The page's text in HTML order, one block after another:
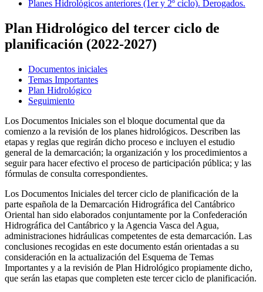
Planes Hidrológicos anteriores (1er y 2º ciclo). Derogados.
Plan Hidrológico del tercer ciclo de
planificación (2022-2027)
Documentos iniciales
Temas Importantes
Plan Hidrológico
Seguimiento
Los Documentos Iniciales son el bloque documental que da
comienzo a la revisión de los planes hidrológicos. Describen las
etapas y reglas que regirán dicho proceso e incluyen el estudio
general de la demarcación; la organización y los procedimientos a
seguir para hacer efectivo el proceso de participación pública; y las
fórmulas de consulta correspondientes.
Los Documentos Iniciales del tercer ciclo de planificación de la
parte española de la Demarcación Hidrográfica del Cantábrico
Oriental han sido elaborados conjuntamente por la Confederación
Hidrográfica del Cantábrico y la Agencia Vasca del Agua,
administraciones hidráulicas competentes de esta demarcación. Las
conclusiones recogidas en este documento están orientadas a su
consideración en la actualización del Esquema de Temas
Importantes y a la revisión de Plan Hidrológico propiamente dicho,
que serán las etapas que completen este tercer ciclo de planificación.